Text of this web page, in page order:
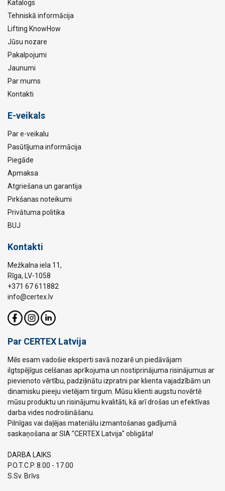
Katalogs
Tehniskā informācija
Lifting KnowHow
Jūsu nozare
Pakalpojumi
Jaunumi
Par mums
Kontakti
E-veikals
Par e-veikalu
Pasūtījuma informācija
Piegāde
Apmaksa
Atgriešana un garantija
Pirkšanas noteikumi
Privātuma politika
BUJ
Kontakti
Mežkalna iela 11,
Rīga, LV-1058
+371 67 611882
info@certex.lv
Par CERTEX Latvija
Mēs esam vadošie eksperti savā nozarē un piedāvājam
ilgtspējīgus celšanas aprīkojuma un nostiprinājuma risinājumus ar
pievienoto vērtību, padziļinātu izpratni par klienta vajadzībām un
dinamisku pieeju vietējam tirgum. Mūsu klienti augstu novērtē
mūsu produktu un risinājumu kvalitāti, kā arī drošas un efektīvas
darba vides nodrošināšanu.
Pilnīgas vai daļējas materiālu izmantošanas gadījumā
saskaņošana ar SIA "CERTEX Latvija" obligāta!
DARBA LAIKS
P.O.T.C.P. 8.00 - 17.00
S.Sv. Brīvs